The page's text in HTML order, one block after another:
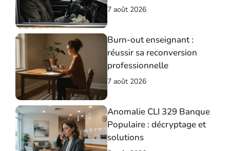
7 août 2026
Burn-out enseignant :
réussir sa reconversion
professionnelle
7 août 2026
Anomalie CLI 329 Banque
Populaire : décryptage et
solutions